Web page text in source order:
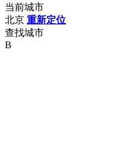
当前城市
北京 重新定位
查找城市
B